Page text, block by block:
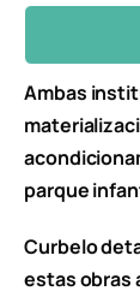
Ambas
parque
Curbelo
estas obras